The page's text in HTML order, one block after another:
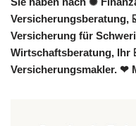
Versicherung für
Wirtschaftsberatung, Ihr
Versicherungsmakler. ❤